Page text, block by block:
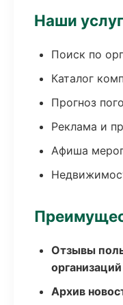
Наши
Поиск по
Каталог
Прогноз
Реклама и
Афиша
Отзывы
организаций
Архив